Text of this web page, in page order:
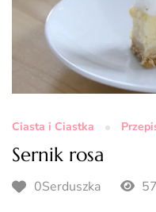
Ciasta i Ciastka
Sernik rosa
0Serduszka